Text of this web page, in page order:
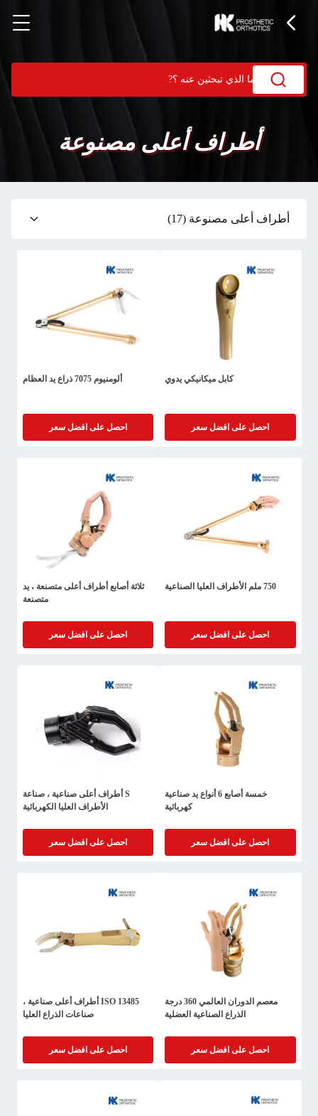
أطراف أعلى مصنوعة
أطراف أعلى مصنوعة (17)
كابل ميكانيكي يدوي
احصل على افضل سعر
ألومنيوم 7075 ذراع يد العظام
احصل على افضل سعر
750 ملم الأطراف العليا الصناعية
احصل على افضل سعر
ثلاثة أصابع أطراف أعلى متصنعة ، يد
متصنعة
احصل على افضل سعر
خمسة أصابع 6 أنواع يد صناعية
كهربائية
احصل على افضل سعر
S أطراف أعلى صناعية ، صناعة
الأطراف العليا الكهربائية
احصل على افضل سعر
معصم الدوران العالمي 360 درجة
الذراع الصناعية العضلية
احصل على افضل سعر
ISO 13485 أطراف أعلى صناعية ،
صناعات الذراع العليا
احصل على افضل سعر